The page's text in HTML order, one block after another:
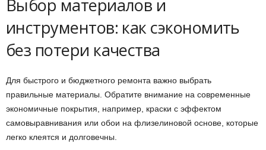
Выбор материалов и
инструментов: как сэкономить
без потери качества
Для быстрого и бюджетного ремонта важно выбрать
правильные материалы. Обратите внимание на современные
экономичные покрытия, например, краски с эффектом
самовыравнивания или обои на флизелиновой основе, которые
легко клеятся и долговечны.